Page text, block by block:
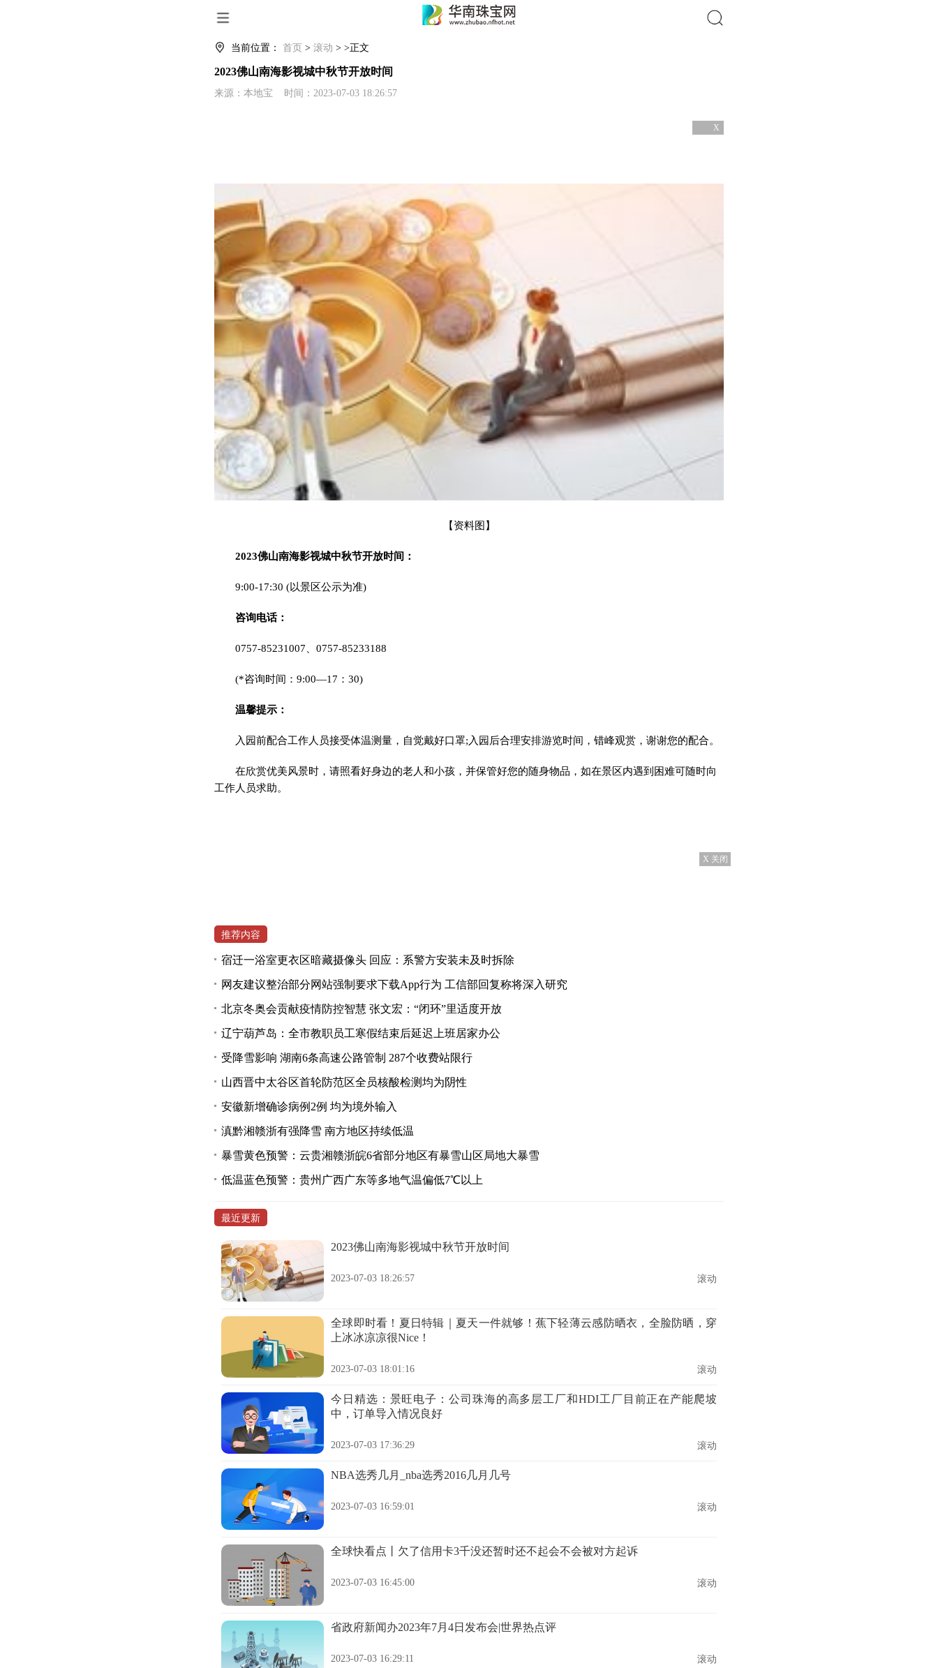
当前位置： 首页 > 滚动 > >正文
2023佛山南海影视城中秋节开放时间
来源：本地宝 时间：2023-07-03 18:26:57
X
【资料图】
2023佛山南海影视城中秋节开放时间：
9:00-17:30 (以景区公示为准)
咨询电话：
0757-85231007、0757-85233188
(*咨询时间：9:00—17：30)
温馨提示：
入园前配合工作人员接受体温测量，自觉戴好口罩;入园后合理安排游览时间，错峰观赏，谢谢您的配合。
在欣赏优美风景时，请照看好身边的老人和小孩，并保管好您的随身物品，如在景区内遇到困难可随时向
工作人员求助。
X 关闭
推荐内容
宿迁一浴室更衣区暗藏摄像头 回应：系警方安装未及时拆除
网友建议整治部分网站强制要求下载App行为 工信部回复称将深入研究
北京冬奥会贡献疫情防控智慧 张文宏：“闭环”里适度开放
辽宁葫芦岛：全市教职员工寒假结束后延迟上班居家办公
受降雪影响 湖南6条高速公路管制 287个收费站限行
山西晋中太谷区首轮防范区全员核酸检测均为阴性
安徽新增确诊病例2例 均为境外输入
滇黔湘赣浙有强降雪 南方地区持续低温
暴雪黄色预警：云贵湘赣浙皖6省部分地区有暴雪山区局地大暴雪
低温蓝色预警：贵州广西广东等多地气温偏低7℃以上
最近更新
2023佛山南海影视城中秋节开放时间
2023-07-03 18:26:57 滚动
全球即时看！夏日特辑｜夏天一件就够！蕉下轻薄云感防晒衣，全脸防晒，穿
上冰冰凉凉很Nice！
2023-07-03 18:01:16 滚动
今日精选：景旺电子：公司珠海的高多层工厂和HDI工厂目前正在产能爬坡
中，订单导入情况良好
2023-07-03 17:36:29 滚动
NBA选秀几月_nba选秀2016几月几号
2023-07-03 16:59:01 滚动
全球快看点丨欠了信用卡3千没还暂时还不起会不会被对方起诉
2023-07-03 16:45:00 滚动
省政府新闻办2023年7月4日发布会|世界热点评
2023-07-03 16:29:11 滚动